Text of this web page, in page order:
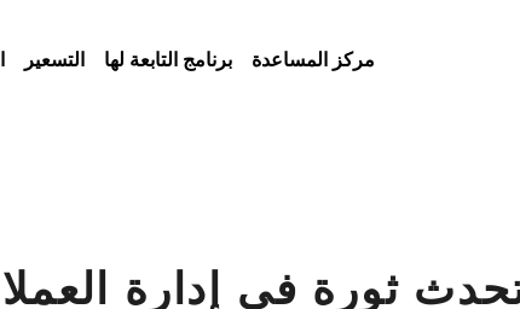
التسعير برنامج التابعة لها مركز المساعدة